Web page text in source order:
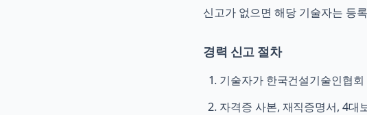
신고가 없으면 해당 기술자는 등
경력 신고 절차
기술자가 한국건설기술인협
자격증 사본, 재직증명서, 4대